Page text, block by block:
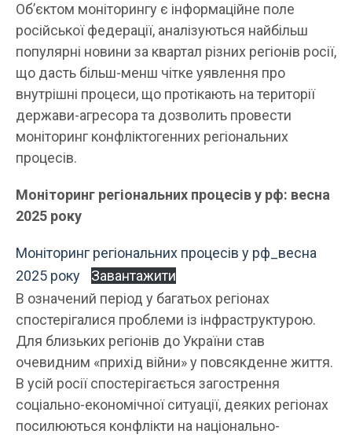
Об’єктом моніторингу є інформаційне поле
російської федерації, аналізуються найбільш
популярні новини за квартал різних регіонів росії,
що дасть більш-менш чітке уявлення про
внутрішні процеси, що протікають на території
держави-агресора та дозволить провести
моніторинг конфліктогенних регіональних
процесів.
Моніторинг регіональних процесів у рф: весна
2025 року
Моніторинг регіональних процесів у рф_весна
2025 року
Завантажити
В означений період у багатьох регіонах
спостерігалися проблеми із інфраструктурою.
Для близьких регіонів до України став
очевидним «прихід війни» у повсякденне життя.
В усій росії спостерігається загострення
соціально-економічної ситуації, деяких регіонах
посилюються конфлікти на національно-